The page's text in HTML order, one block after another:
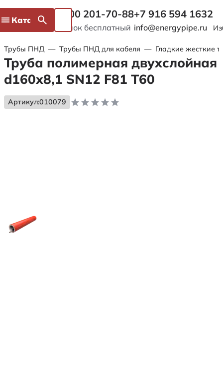
Каталог 8 800 201-70-88
Звонок бесплатный
+7 916 594 1632
info@energypipe.ru
Трубы ПНД — Трубы ПНД для кабеля — Гладкие жесткие
Труба полимерная двухслойная
d160х8,1 SN12 F81 Т60
Артикул:010079